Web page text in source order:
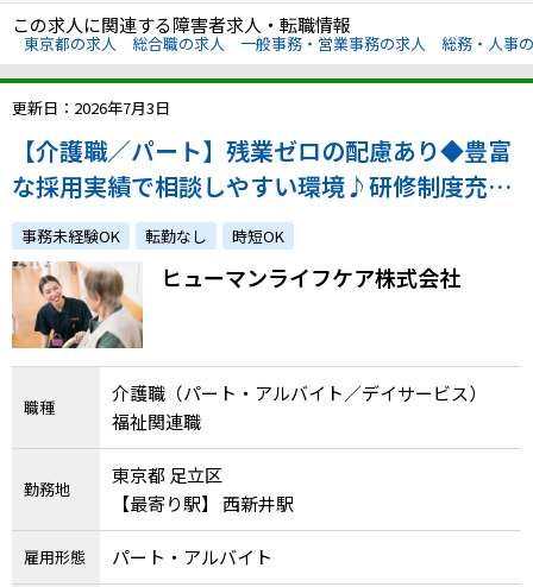
この求人に関連する障害者求人・転職情報
東京都の求人 総合職の求人 一般事務・営業事務の求人 総務・人事
更新日：2026年7月3日
【介護職／パート】残業ゼロの配慮あり◆豊富
な採用実績で相談しやすい環境♪研修制度充
実！未経験OK・週3日〜OK・短時間勤務も相
談可！
事務未経験OK 転勤なし 時短OK
ヒューマンライフケア株式会社
職種
介護職（パート・アルバイト／デイサービス）
福祉関連職
勤務地
東京都 足立区
【最寄り駅】 西新井駅
雇用形態 パート・アルバイト